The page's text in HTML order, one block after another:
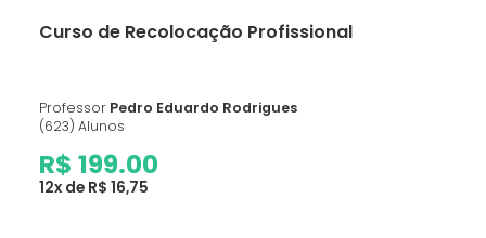
Curso de Recolocação Profissional
Professor Pedro Eduardo Rodrigues
(623) Alunos
R$ 199.00
12x de R$ 16,75